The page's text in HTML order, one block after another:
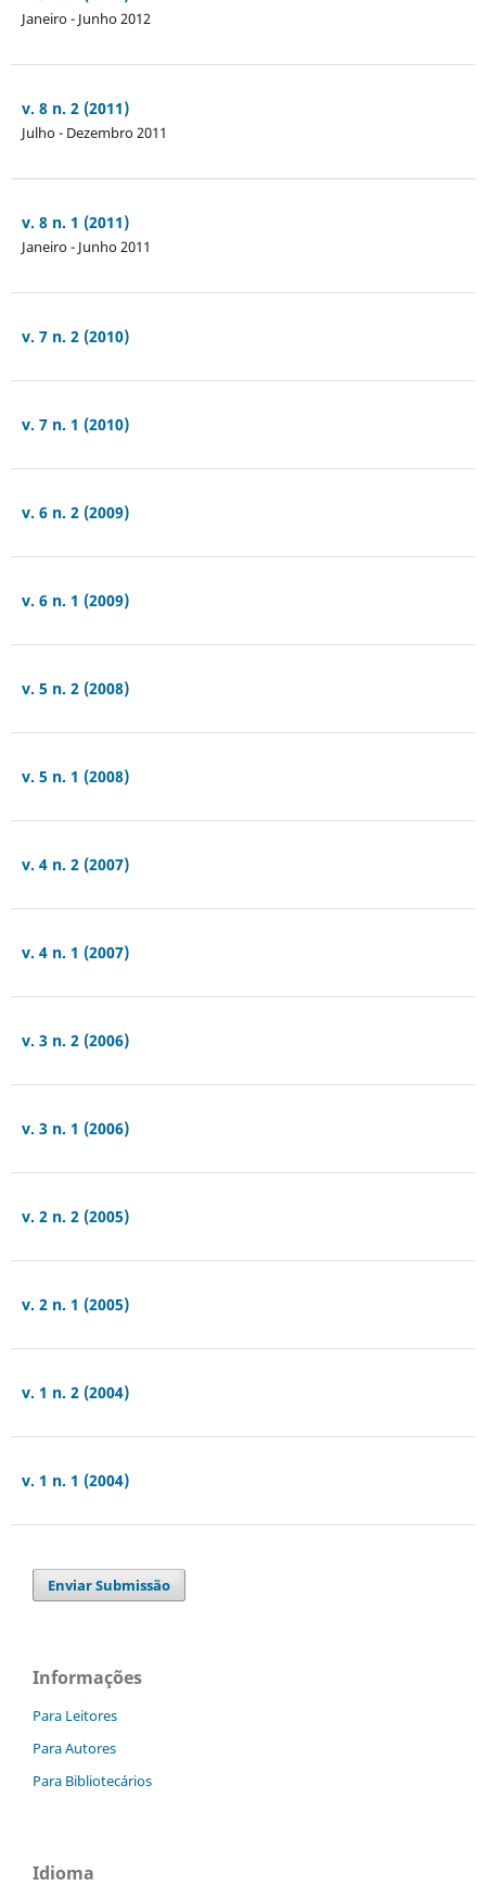
Janeiro - Junho 2012
v. 8 n. 2 (2011)
Julho - Dezembro 2011
v. 8 n. 1 (2011)
Janeiro - Junho 2011
v. 7 n. 2 (2010)
v. 7 n. 1 (2010)
v. 6 n. 2 (2009)
v. 6 n. 1 (2009)
v. 5 n. 2 (2008)
v. 5 n. 1 (2008)
v. 4 n. 2 (2007)
v. 4 n. 1 (2007)
v. 3 n. 2 (2006)
v. 3 n. 1 (2006)
v. 2 n. 2 (2005)
v. 2 n. 1 (2005)
v. 1 n. 2 (2004)
v. 1 n. 1 (2004)
Enviar Submissão
Informações
Para Leitores
Para Autores
Para Bibliotecários
Idioma